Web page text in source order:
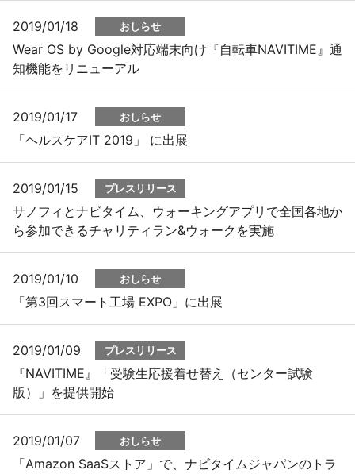
2019/01/18 おしらせ
Wear OS by Google対応端末向け『自転車NAVITIME』通
知機能をリニューアル
2019/01/17 おしらせ
「ヘルスケアIT 2019」 に出展
2019/01/15 プレスリリース
サノフィとナビタイム、ウォーキングアプリで全国各地か
ら参加できるチャリティラン&ウォークを実施
2019/01/10 おしらせ
「第3回スマート工場 EXPO」に出展
2019/01/09 プレスリリース
『NAVITIME』「受験生応援着せ替え（センター試験
版）」を提供開始
2019/01/07 おしらせ
「Amazon SaaSストア」で、ナビタイムジャパンのトラ